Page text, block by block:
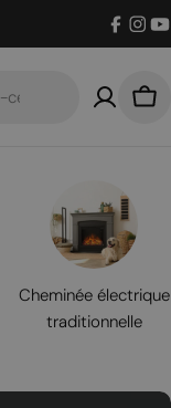
Cheminée électrique
traditionnelle